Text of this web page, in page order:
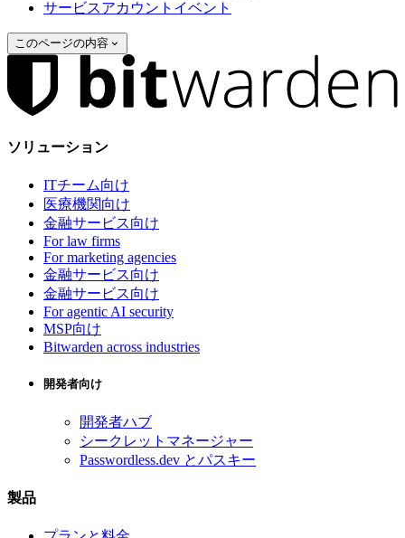
サービスアカウントイベント
このページの内容
ソリューション
ITチーム向け
医療機関向け
金融サービス向け
For law firms
For marketing agencies
金融サービス向け
金融サービス向け
For agentic AI security
MSP向け
Bitwarden across industries
開発者向け
開発者ハブ
シークレットマネージャー
Passwordless.dev とパスキー
製品